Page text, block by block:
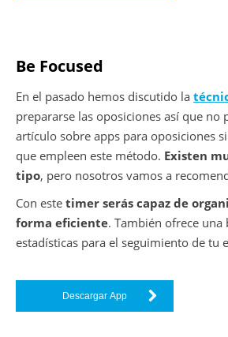
Be Focused
En el pasado hemos discutido la
prepararse las oposiciones así que no
artículo sobre apps para oposiciones
que empleen este método. Existen
tipo, pero nosotros vamos a
Con este timer serás capaz de
forma eficiente. También ofrece una
estadísticas para el seguimiento de tu
Descargar App